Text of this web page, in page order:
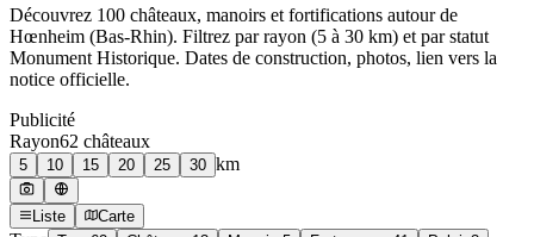
Découvrez 100 châteaux, manoirs et fortifications autour de
Hœnheim (Bas-Rhin). Filtrez par rayon (5 à 30 km) et par statut
Monument Historique. Dates de construction, photos, lien vers la
notice officielle.
Publicité
Rayon62 châteaux
5 10 15 20 25 30 km
Liste Carte